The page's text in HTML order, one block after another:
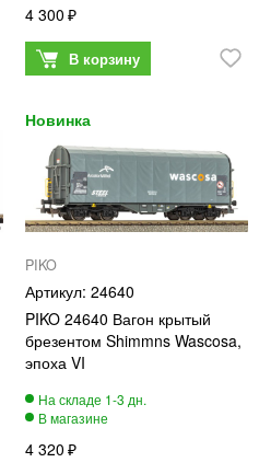
4 300
PIKO
24640
PIKO 24640 Вагон крытый
брезентом Shimmns Wascosa,
эпоха VI
4 320